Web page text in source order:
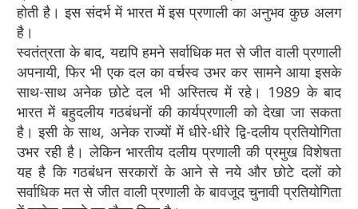
होती है। इस संदर्भ में भारत में इस प्रणाली का अनुभव कुछ अलग
है।
स्वतंत्रता के बाद, यद्यपि हमने सर्वाधिक मत से जीत वाली प्रणाली
अपनायी, फिर भी एक दल का वर्चस्व उभर कर सामने आया इसके
साथ-साथ अनेक छोटे दल भी अस्तित्व में रहे। 1989 के बाद
भारत में बहुदलीय गठबंधनों की कार्यप्रणाली को देखा जा सकता
है। इसी के साथ, अनेक राज्यों में धीरे-धीरे द्वि-दलीय प्रतियोगिता
उभर रही है। लेकिन भारतीय दलीय प्रणाली की प्रमुख विशेषता
यह है कि गठबंधन सरकारों के आने से नये और छोटे दलों को
सर्वाधिक मत से जीत वाली प्रणाली के बावजूद चुनावी प्रतियोगिता